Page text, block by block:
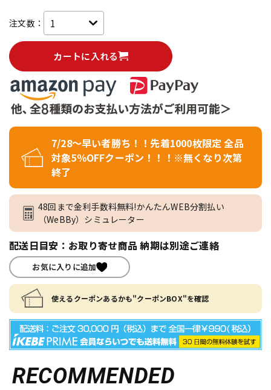
注文数：
カートに入れる
7/28～早い者勝ち！！先着1000枚限定 全品
対象5％OFFクーポン！！！※無くなり次第
終了
48回まで金利手数料無料!かんたんWEB分割払い
（WeBBy）シミュレーター
配送日目安：お取り寄せ商品 納期は別途ご連絡
お気に入りに追加
使えるクーポンあるかも"クーポンBOX"を確認
RECOMMENDED